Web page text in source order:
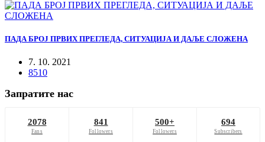
ПАДА БРОЈ ПРВИХ ПРЕГЛЕДА, СИТУАЦИЈА И ДАЉЕ СЛОЖЕНА
7. 10. 2021
8510
Запратите нас
2078
Fans
841
Followers
500+
Followers
694
Subscribers